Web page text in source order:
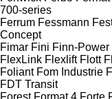
700-series
Ferrum Fessmann
Concept
Fimar Fini Finn-Power
FlexLink Flexlift Flott
Foliant Fom Industrie
FDT Transit
Forest Format 4 Forte